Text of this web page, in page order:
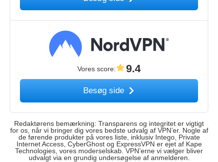
Vores score: 9.4
Besøg side
Redaktørens bemærkning: Transparens og integritet er vigtigt
for os, når vi bringer dig vores bedste udvalg af VPN’er. Nogle af
de førende produkter på vores liste, inklusiv Intego, Private
Internet Access, CyberGhost og ExpressVPN er ejet af Kape
Technologies, vores moderselskab. VPN’erne vi vælger bliver
udvalgt via en grundig undersøgelse af anmelderen.